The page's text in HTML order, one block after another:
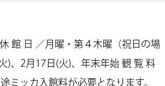
館 日 ／月曜・第４木曜（祝日の場
)、2月17日(火)、年末年始 観 覧 料